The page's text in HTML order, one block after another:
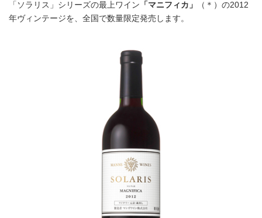
「ソラリス」シリーズの最上ワイン 「マニフィカ」
（＊）の2012
年ヴィンテージを、全国で数量限定発売します。